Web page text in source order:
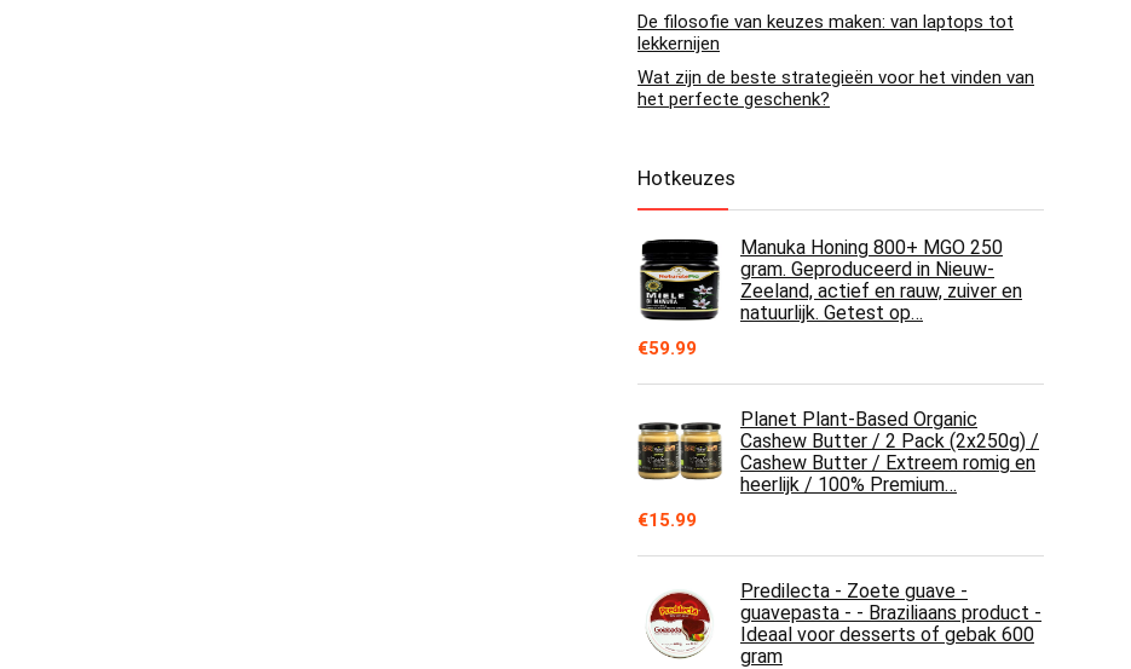
De filosofie van keuzes maken: van laptops tot
lekkernijen
Wat zijn de beste strategieën voor het vinden van
het perfecte geschenk?
Hotkeuzes
Manuka Honing 800+ MGO 250
gram. Geproduceerd in Nieuw-
Zeeland, actief en rauw, zuiver en
natuurlijk. Getest op…
€59.99
Planet Plant-Based Organic
Cashew Butter / 2 Pack (2x250g) /
Cashew Butter / Extreem romig en
heerlijk / 100% Premium…
€15.99
Predilecta - Zoete guave -
guavepasta - - Braziliaans product -
Ideaal voor desserts of gebak 600
gram